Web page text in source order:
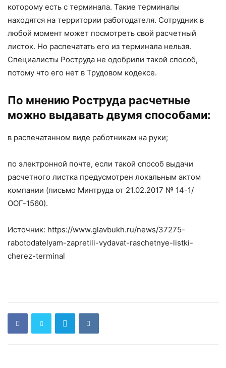
которому есть с терминала. Такие терминалы
находятся на территории работодателя. Сотрудник в
любой момент может посмотреть свой расчетный
листок. Но распечатать его из терминала нельзя.
Специалисты Роструда не одобрили такой способ,
потому что его нет в Трудовом кодексе.
По мнению Роструда расчетные
можно выдавать двумя способами:
в распечатанном виде работникам на руки;
по электронной почте, если такой способ выдачи
расчетного листка предусмотрен локальным актом
компании (письмо Минтруда от 21.02.2017 № 14-1/
ООГ-1560).
Источник: https://www.glavbukh.ru/news/37275-
rabotodatelyam-zapretili-vydavat-raschetnye-listki-
cherez-terminal